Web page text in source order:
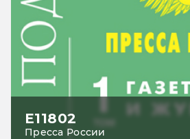
Е11802
Пресса России